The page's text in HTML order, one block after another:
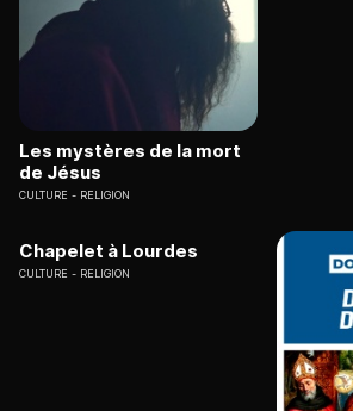
Les mystères de la mort
de Jésus
CULTURE RELIGION
Chapelet à Lourdes
CULTURE RELIGION